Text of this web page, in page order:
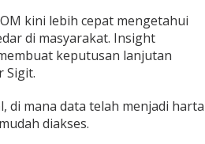
kini lebih cepat mengetahui
di masyarakat. Insight
keputusan lanjutan
Sigit.
di mana data telah menjadi harta
diakses.